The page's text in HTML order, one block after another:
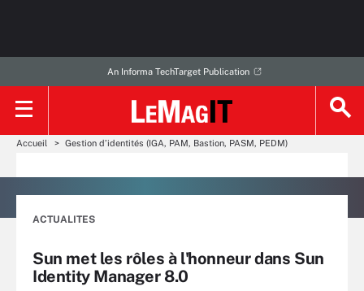
An Informa TechTarget Publication
Accueil Gestion d’identités (IGA, PAM, Bastion, PASM, PEDM)
ACTUALITES
Sun met les rôles à l'honneur dans Sun
Identity Manager 8.0